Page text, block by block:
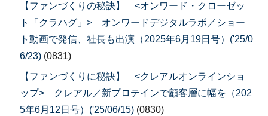
【ファンづくりの秘訣】 <オンワード・クローゼッ
ト「クラハグ」> オンワードデジタルラボ／ショー
ト動画で発信、社長も出演（2025年6月19日号）('25/0
6/23) (0831)
【ファンづくりに秘訣】 <クレアルオンラインショ
ップ> クレアル／新プロテインで顧客層に幅を（202
5年6月12日号）('25/06/15) (0830)